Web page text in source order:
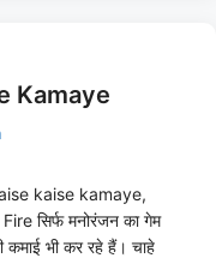
Kamaye
kaise kamaye,
सिर्फ मनोरंजन का गेम
कमाई भी कर रहे हैं। चाहे